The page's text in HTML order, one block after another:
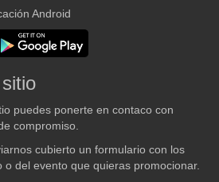
Android
puedes ponerte en contaco con
compromiso.
cubierto un formulario con los
o del evento que quieras promocionar.